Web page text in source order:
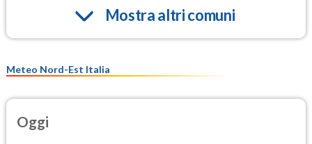
Mostra altri comuni
Meteo Nord-Est Italia
Oggi